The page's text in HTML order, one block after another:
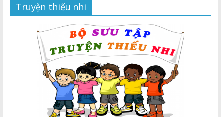
Truyện thiếu nhi